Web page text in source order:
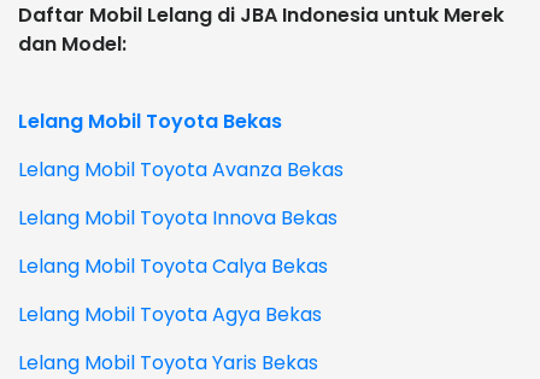
Daftar Mobil Lelang di JBA Indonesia untuk Merek
dan Model:
Lelang Mobil Toyota Bekas
Lelang Mobil Toyota Avanza Bekas
Lelang Mobil Toyota Innova Bekas
Lelang Mobil Toyota Calya Bekas
Lelang Mobil Toyota Agya Bekas
Lelang Mobil Toyota Yaris Bekas